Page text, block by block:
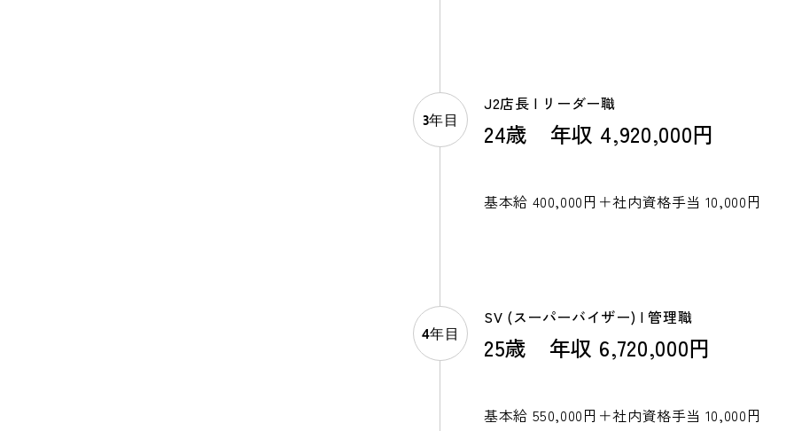
3年目
J2店長 | リーダー職
24歳 年収 4,920,000円
基本給 400,000円＋社内資格手当 10,000円
4年目
SV (スーパーバイザー) | 管理職
25歳 年収 6,720,000円
基本給 550,000円＋社内資格手当 10,000円